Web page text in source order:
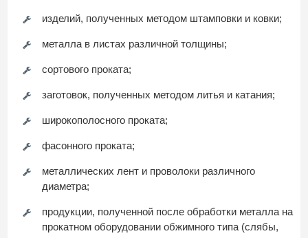
изделий, полученных методом штамповки и ковки;
металла в листах различной толщины;
сортового проката;
заготовок, полученных методом литья и катания;
широкополосного проката;
фасонного проката;
металлических лент и проволоки различного
диаметра;
продукции, полученной после обработки металла на
прокатном оборудовании обжимного типа (слябы,